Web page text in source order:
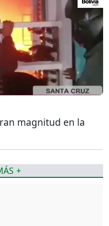
magnitud en la
+